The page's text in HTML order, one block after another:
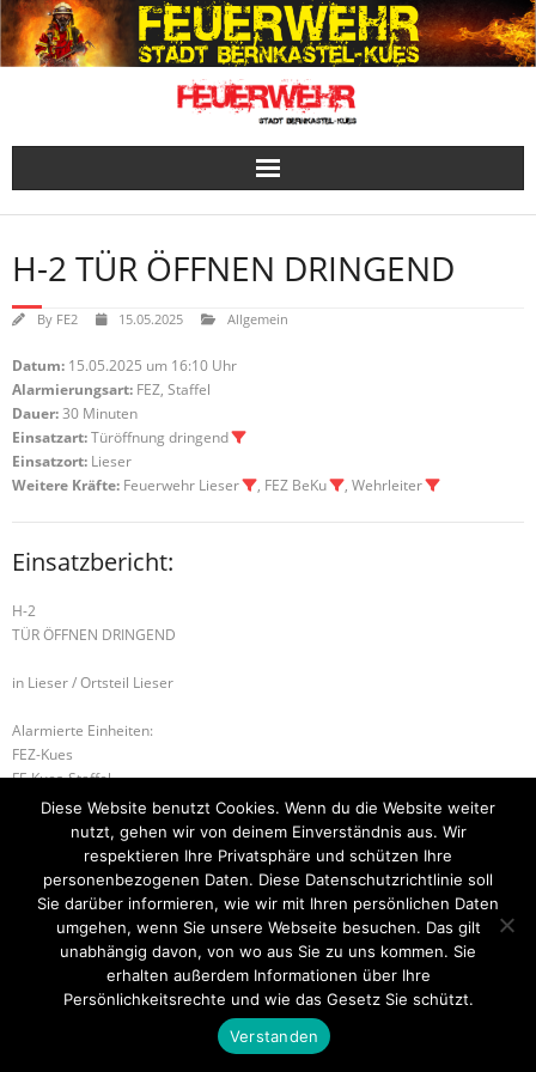
Skip
to
content
H-2 TÜR ÖFFNEN DRINGEND
By FE2 15.05.2025 Allgemein
Datum: 15.05.2025 um 16:10 Uhr
Alarmierungsart: FEZ, Staffel
Dauer:30 Minuten
Einsatzart:Türöffnung dringend
Einsatzort: Lieser
Weitere Kräfte: Feuerwehr Lieser , FEZ BeKu , Wehrleiter
Einsatzbericht:
H-2
TÜR ÖFFNEN DRINGEND
in Lieser / Ortsteil Lieser
Alarmierte Einheiten:
FEZ-Kues
FF-Kues-Staffel
FF-Lieser-Gruppe
B-2 WOHNUNGSBRAND H-1 TÜR ÖFFNEN
Startseite Einsätze Mitglied werden Über uns
Kontakt
Think Up Themes Ltd . Powered by
Diese Website benutzt Cookies. Wenn du die Website weiter
nutzt, gehen wir von deinem Einverständnis aus. Wir
respektieren Ihre Privatsphäre und schützen Ihre
personenbezogenen Daten. Diese Datenschutzrichtlinie soll
Sie darüber informieren, wie wir mit Ihren persönlichen Daten
umgehen, wenn Sie unsere Webseite besuchen. Das gilt
unabhängig davon, von wo aus Sie zu uns kommen. Sie
erhalten außerdem Informationen über Ihre
Persönlichkeitsrechte und wie das Gesetz Sie schützt.
Verstanden